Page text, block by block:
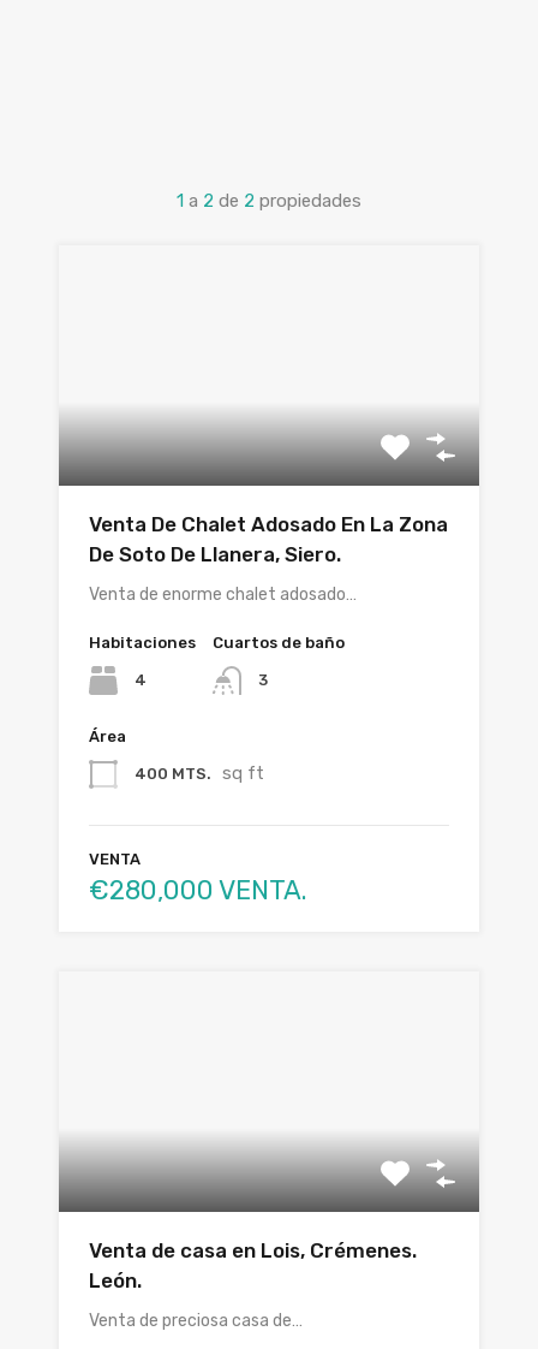
1 a 2 de 2 propiedades
Venta De Chalet Adosado En La Zona
De Soto De Llanera, Siero.
Venta de enorme chalet adosado…
Habitaciones
4
Cuartos de baño
3
Área
400 MTS. sq ft
VENTA
€280,000 VENTA.
Venta de casa en Lois, Crémenes.
León.
Venta de preciosa casa de…